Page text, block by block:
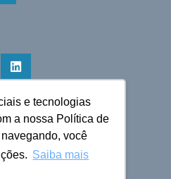
e tecnologias
a nossa Política de
você
Saiba mais